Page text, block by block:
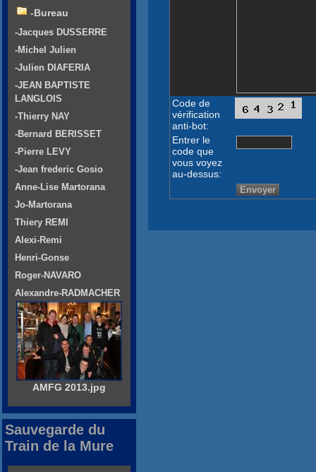
Code de
vérification
anti-bot:
Entrer le
code que
vous voyez
au-dessus:
-Bureau
-Jacques DUSSERRE
-Michel Julien
-Julien DIAFERIA
-JEAN BAPTISTE
LANGLOIS
-Thierry NAY
-Bernard BERISSET
-Pierre LEVY
-Jean frederic Gosio
Anne-Lise Martorana
Jo-Martorana
Thiery REMI
Alexi-Remi
Henri-Gonse
Roger-NAVARO
Alexandre-RADMACHER
AMFG 2013.jpg
Sauvegarde du
Train de la Mure